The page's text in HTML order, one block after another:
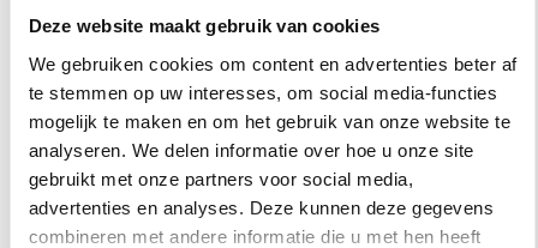
Deze website maakt gebruik van cookies
We gebruiken cookies om content en advertenties beter af
te stemmen op uw interesses, om social media-functies
mogelijk te maken en om het gebruik van onze website te
analyseren. We delen informatie over hoe u onze site
gebruikt met onze partners voor social media,
advertenties en analyses. Deze kunnen deze gegevens
combineren met andere informatie die u met hen heeft
Loungebank van Vladimir Kagan. Fotografie: Manolo Yllera.